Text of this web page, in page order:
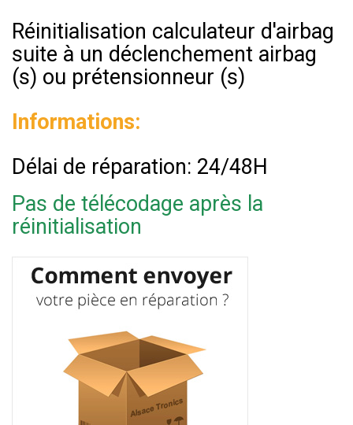
Réinitialisation calculateur d'airbag
suite à un déclenchement airbag
(s) ou prétensionneur (s)
Informations:
Délai de réparation: 24/48H
Pas de télécodage après la
réinitialisation